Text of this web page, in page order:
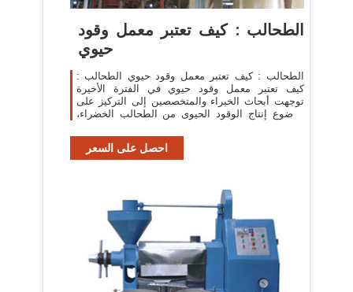
الطحالب : كيف تعتبر معمل وقود
حيوي
الطحالب : كيف تعتبر معمل وقود حيوي الطحالب :
كيف تعتبر معمل وقود حيوي في الفترة الأخيرة
توجهت أبحاث الخبراء والمتخصصين إلى التركيز على
موضوع إنتاج الوقود الحيوى من الطحالب الخضراء،
احصل على السعر